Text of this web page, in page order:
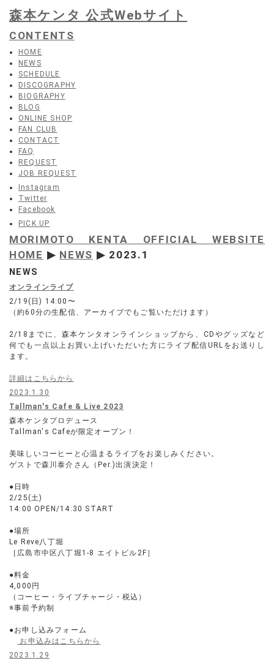
森本ケンタ 公式Webサイト
CONTENTS
HOME
NEWS
SCHEDULE
DISCOGRAPHY
BIOGRAPHY
BLOG
ONLINE SHOP
FAN CLUB
CONTACT
FAQ
REQUEST
JOB REQUEST
Instagram
Twitter
Facebook
PICK UP
MORIMOTO KENTA OFFICIAL WEBSITE
HOME ▶ NEWS ▶ 2023.1
NEWS
オンラインライブ
2/19(日) 14:00〜
（約60分の生配信、アーカイブでもご覧いただけます）
2/18までに、森本ケンタオンラインショップから、CDやグッズなど
何でも一点以上お買い上げいただいた方にライブ配信URLをお送りし
ます。
詳細はこちらから
2023.1.30
Tallman's Cafe & Live 2023
森本ケンタプロデュース
Tallman's Cafeが限定オープン！
美味しいコーヒーと心温まるライブをお楽しみください。
ゲストで森川泰介さん（Per.)出演決定！
●日時
2/25(土)
14:00 OPEN/14:30 START
●場所
Le Reve八丁堀
［広島市中区八丁堀1-8 エイトビル2F］
●料金
4,000円
（コーヒー・ライブチャージ・税込）
※事前予約制
●お申し込みフォーム
お申込みはこちらから
2023.1.29